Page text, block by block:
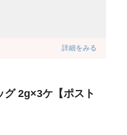
詳細をみる
グ 2g×3ケ【ポスト